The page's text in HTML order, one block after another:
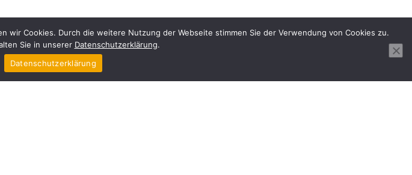
Cookies. Durch die weitere Nutzung der Webseite stimmen Sie der Verwendung von Cookies zu.
Sie in unserer Datenschutzerklärung.
Datenschutzerklärung